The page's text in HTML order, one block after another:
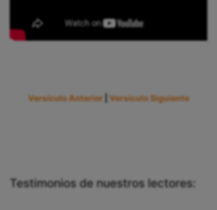
Versículo Anterior Versículo Siguiente
Testimonios de nuestros lectores: